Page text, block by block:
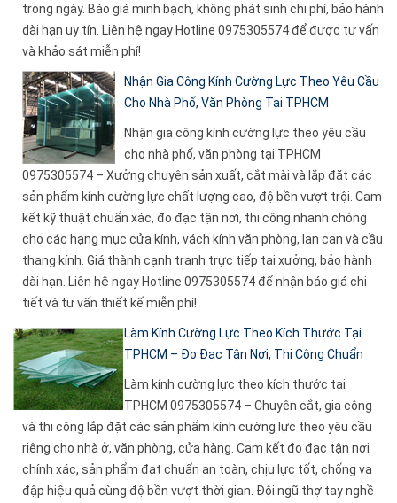
trong ngày. Báo giá minh bạch, không phát sinh chi phí, bảo hành
dài hạn uy tín. Liên hệ ngay Hotline 0975305574 để được tư vấn
và khảo sát miễn phí!
Nhận Gia Công Kính Cường Lực Theo Yêu Cầu
Cho Nhà Phố, Văn Phòng Tại TPHCM
Nhận gia công kính cường lực theo yêu cầu
cho nhà phố, văn phòng tại TPHCM
0975305574 – Xưởng chuyên sản xuất, cắt mài và lắp đặt các
sản phẩm kính cường lực chất lượng cao, độ bền vượt trội. Cam
kết kỹ thuật chuẩn xác, đo đạc tận nơi, thi công nhanh chóng
cho các hạng mục cửa kính, vách kính văn phòng, lan can và cầu
thang kính. Giá thành cạnh tranh trực tiếp tại xưởng, bảo hành
dài hạn. Liên hệ ngay Hotline 0975305574 để nhận báo giá chi
tiết và tư vấn thiết kế miễn phí!
Làm Kính Cường Lực Theo Kích Thước Tại
TPHCM – Đo Đạc Tận Nơi, Thi Công Chuẩn
Làm kính cường lực theo kích thước tại
TPHCM 0975305574 – Chuyên cắt, gia công
và thi công lắp đặt các sản phẩm kính cường lực theo yêu cầu
riêng cho nhà ở, văn phòng, cửa hàng. Cam kết đo đạc tận nơi
chính xác, sản phẩm đạt chuẩn an toàn, chịu lực tốt, chống va
đập hiệu quả cùng độ bền vượt thời gian. Đội ngũ thợ tay nghề